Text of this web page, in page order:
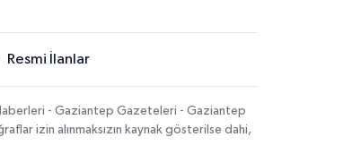
Resmi İlanlar
- Gaziantep Gazeteleri - Gaziantep
izin alınmaksızın kaynak gösterilse dahi,